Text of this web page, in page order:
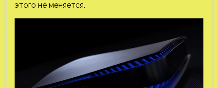
этого не меняется.